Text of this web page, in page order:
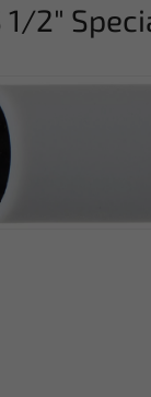
1/2"